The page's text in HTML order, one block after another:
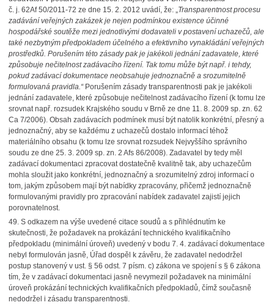
č. j. 62Af 50/2011-72 ze dne 15. 2. 2012 uvádí, že: „Transparentnost procesu
zadávání veřejných zakázek je nejen podmínkou existence účinné
hospodářské soutěže mezi jednotlivými dodavateli v postavení uchazečů, ale
také nezbytným předpokladem účelného a efektivního vynakládání veřejných
prostředků. Porušením této zásady pak je jakékoli jednání zadavatele, které
způsobuje nečitelnost zadávacího řízení. Tak tomu může být např. i tehdy,
pokud zadávací dokumentace neobsahuje jednoznačně a srozumitelně
formulovaná pravidla.“ Porušením zásady transparentnosti pak je jakékoli
jednání zadavatele, které způsobuje nečitelnost zadávacího řízení (k tomu lze
srovnat např. rozsudek Krajského soudu v Brně ze dne 11. 8. 2009 sp. zn. 62
Ca 7/2006). Obsah zadávacích podmínek musí být natolik konkrétní, přesný a
jednoznačný, aby se každému z uchazečů dostalo informací téhož
materiálního obsahu (k tomu lze srovnat rozsudek Nejvyššího správního
soudu ze dne 25. 3. 2009 sp. zn. 2 Afs 86/2008). Zadavatel by tedy měl
zadávací dokumentaci zpracovat dostatečně kvalitně tak, aby uchazečům
mohla sloužit jako konkrétní, jednoznačný a srozumitelný zdroj informací o
tom, jakým způsobem mají být nabídky zpracovány, přičemž jednoznačně
formulovanými pravidly pro zpracování nabídek zadavatel zajistí jejich
porovnatelnost.
49. S odkazem na výše uvedené citace soudů a s přihlédnutím ke
skutečnosti, že požadavek na prokázání technického kvalifikačního
předpokladu (minimální úroveň) uvedený v bodu 7. 4. zadávací dokumentace
nebyl formulován jasně, Úřad dospěl k závěru, že zadavatel nedodržel
postup stanovený v ust. § 56 odst. 7 písm. c) zákona ve spojení s § 6 zákona
tím, že v zadávací dokumentaci jasně nevymezil požadavek na minimální
úroveň prokázání technických kvalifikačních předpokladů, čímž současně
nedodržel i zásadu transparentnosti.